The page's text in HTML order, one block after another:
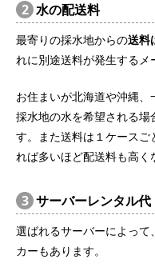
2 水の配送料
最寄りの採水地からの送料
れに別途送料が発生するメ
お住まいが北海道や沖縄
採水地の水を希望される
す。また送料は１ケース
れば多いほど配送料も高く
3 サーバーレンタル代
選ばれるサーバーによっ
カーもあります。